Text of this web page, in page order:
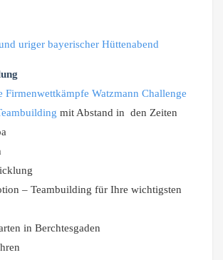
uriger bayerischer Hüttenabend
Firmenwettkämpfe Watzmann Challenge
mit Abstand in den Zeiten
– Teambuilding für Ihre wichtigsten
in Berchtesgaden